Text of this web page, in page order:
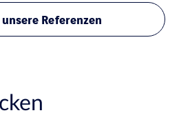
Referenzen